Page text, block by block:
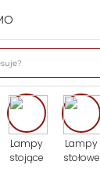
Lampy
stojące
Lampy
stołowe